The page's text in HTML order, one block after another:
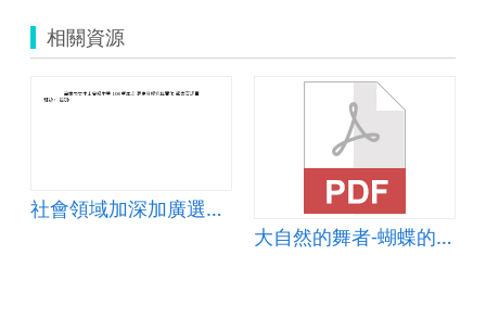
相關資源
社會領域加深加廣選修探究與實作
大自然的舞者-蝴蝶的一生